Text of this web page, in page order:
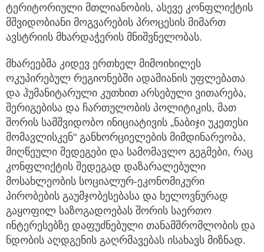
ტერიტორიული მთლიანობის, ასევე კონფლიქტის
მშვიდობიანი მოგვარების პროცესის მიმართ
ავსტრიის მხარდაჭერის მნიშვნელობას.
მხარეებმა კიდევ ერთხელ მიმოიხილეს
ოკუპირებულ რეგიონებში ადამიანის უფლებათა
და ჰუმანიტარული კუთხით არსებული ვითარება,
შერიგებისა და ჩართულობის პოლიტიკის, მათ
შორის სამშვიდობო ინიციატივის „ნაბიჯი უკეთესი
მომავლისკენ" განხორციელების მიმდინარეობა,
მიღწეული შედეგები და სამომავლო გეგმები, რაც
კონფლიქტის შედეგად დაზარალებული
მოსახლეობის სოციალურ-ეკონომიკური
პირობების გაუმჯობესებასა და ხელოვნურად
გაყოფილ საზოგადოებას შორის საერთო
ინტერესებზე დაფუძნებული თანამშრომლობის და
ნდობის აღდგენის გაღრმავებას ისახავს მიზნად.